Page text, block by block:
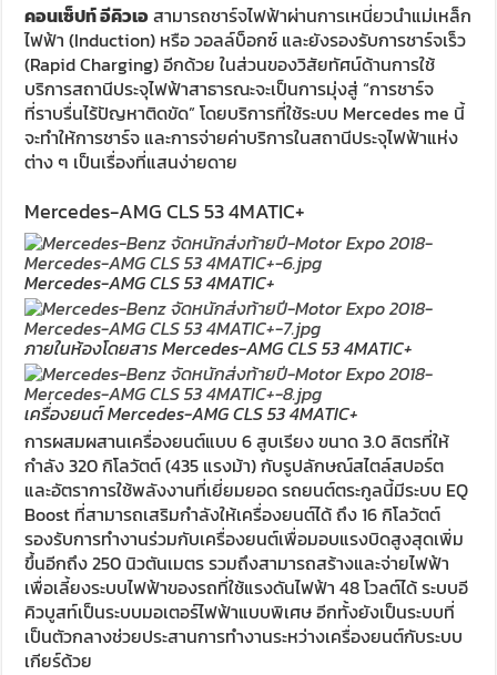
คอนเซ็ปท์ อีคิวเอสามารถชาร์จไฟฟ้าผ่านการเหนี่ยวนําแม่เหล็ก
ไฟฟ้า (Induction) หรือ วอลล์บ็อกซ์ และยังรองรับการชาร์จเร็ว
(Rapid Charging) อีกด้วย ในส่วนของวิสัยทัศน์ด้านการใช้
บริการสถานีประจุไฟฟ้าสาธารณะจะเป็นการมุ่งสู่ “การชาร์จ
ที่ราบรื่นไร้ปัญหาติดขัด” โดยบริการที่ใช้ระบบ Mercedes me นี้
จะทำให้การชาร์จ และการจ่ายค่าบริการในสถานีประจุไฟฟ้าแห่ง
ต่าง ๆ เป็นเรื่องที่แสนง่ายดาย
Mercedes-AMG CLS 53 4MATIC+
Mercedes-AMG CLS 53 4MATIC+
ภายในห้องโดยสาร Mercedes-AMG CLS 53 4MATIC+
เครื่องยนต์ Mercedes-AMG CLS 53 4MATIC+
การผสมผสานเครื่องยนต์แบบ 6 สูบเรียง ขนาด 3.0 ลิตรที่ให้
กำลัง 320 กิโลวัตต์ (435 แรงม้า) กับรูปลักษณ์สไตล์สปอร์ต
และอัตราการใช้พลังงานที่เยี่ยมยอด รถยนต์ตระกูลนี้มีระบบ EQ
Boost ที่สามารถเสริมกำลังให้เครื่องยนต์ได้ ถึง 16 กิโลวัตต์
รองรับการทำงานร่วมกับเครื่องยนต์เพื่อมอบแรงบิดสูงสุดเพิ่ม
ขึ้นอีกถึง 250 นิวตันเมตร รวมถึงสามารถสร้างและจ่ายไฟฟ้า
เพื่อเลี้ยงระบบไฟฟ้าของรถที่ใช้แรงดันไฟฟ้า 48 โวลต์ได้ ระบบอี
คิวบูสท์เป็นระบบมอเตอร์ไฟฟ้าแบบพิเศษ อีกทั้งยังเป็นระบบที่
เป็นตัวกลางช่วยประสานการทำงานระหว่างเครื่องยนต์กับระบบ
เกียร์ด้วย